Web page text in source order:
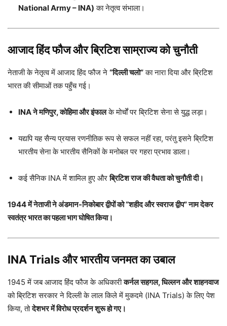
National Army – INA) का नेतृत्व संभाला।
आजाद हिंद फौज और ब्रिटिश साम्राज्य को चुनौती
नेताजी के नेतृत्व में आजाद हिंद फौज ने “दिल्ली चलो”का नारा दिया और ब्रिटिश
भारत की सीमाओं तक पहुँच गई।
INA ने मणिपुर, कोहिमा और इंफालके मोर्चों पर ब्रिटिश सेना से युद्ध लड़ा।
यद्यपि यह सैन्य प्रयास रणनीतिक रूप से सफल नहीं रहा, परंतु इसने ब्रिटिश
भारतीय सेना के भारतीय सैनिकों के मनोबल पर गहरा प्रभाव डाला।
कई सैनिक INA में शामिल हुए औरब्रिटिश राज की वैधता को चुनौती दी।
1944 में नेताजी ने अंडमान-निकोबार द्वीपों को “शहीद और स्वराज द्वीप” नाम देकर
स्वतंत्र भारत का पहला भाग घोषित किया।
INA Trials और भारतीय जनमत का उबाल
1945 में जब आजाद हिंद फौज के अधिकारीकर्नल सहगल, धिल्लन और शाहनवाज
को ब्रिटिश सरकार ने दिल्ली के लाल किले में मुकदमे (INA Trials) के लिए पेश
किया, तोदेशभर में विरोध प्रदर्शन शुरू हो गए।